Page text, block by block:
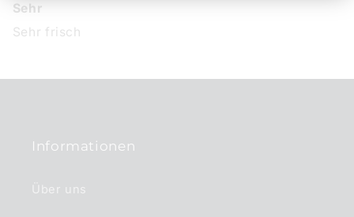
Sehr
Sehr frisch
Informationen
Über uns